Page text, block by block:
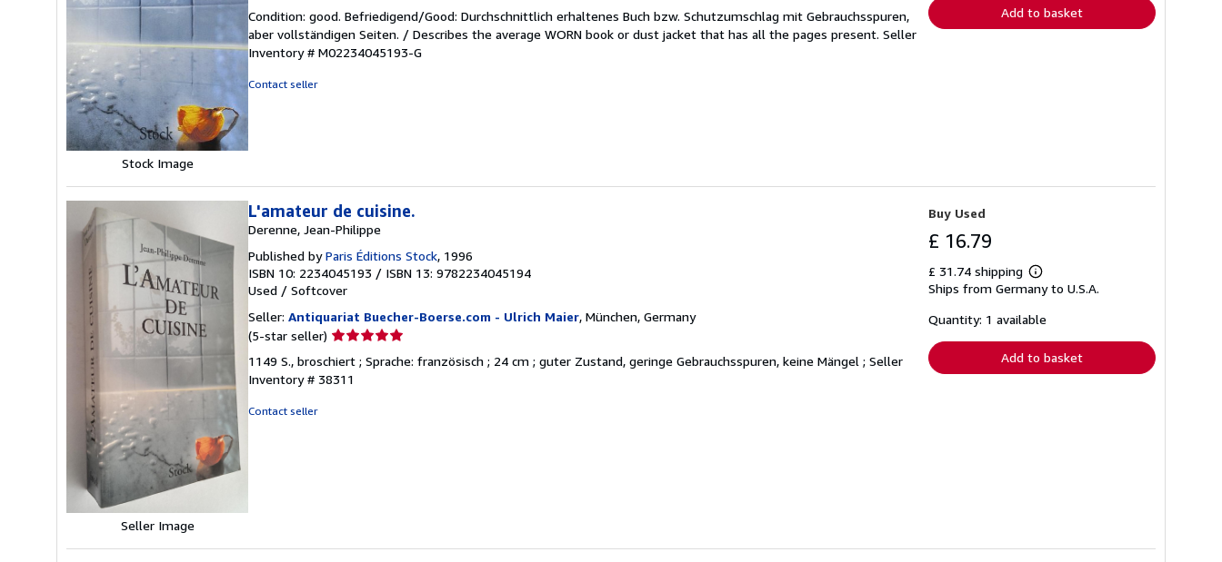
Stock Image
5
out
of
Condition: good. Befriedigend/Good: Durchschnittlich erhaltenes Buch bzw. Schutzumschlag mit Gebrauchsspuren,
aber vollständigen Seiten. / Describes the average WORN book or dust jacket that has all the pages present. Seller
Inventory # M02234045193-G
Contact seller
Add to basket
Seller Image
L'amateur de cuisine.
Derenne, Jean-Philippe
Published byParis Éditions Stock, 1996
ISBN 10: 2234045193 / ISBN 13: 9782234045194
Used / Softcover
Seller: Antiquariat Buecher-Boerse.com - Ulrich Maier, München, Germany
(5-star seller) Seller
5
out
1149 S., broschiert ; Sprache: französisch ; 24 cm ; guter Zustand, geringe Gebrauchsspuren, keine Mängel ; Seller
Inventory # 38311
Contact seller
Buy Used
£ 16.79
£ 31.74 shipping
Learn
more
shipping
Ships from Germany to U.S.A.
Quantity: 1 available
Add to basket